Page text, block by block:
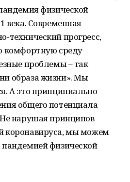
физической
века. Современная
технический прогресс,
комфортную среду
проблемы – так
образа жизни». Мы
А это принципиально
общего потенциала
Не нарушая принципов
коронавируса, мы можем
пандемией физической